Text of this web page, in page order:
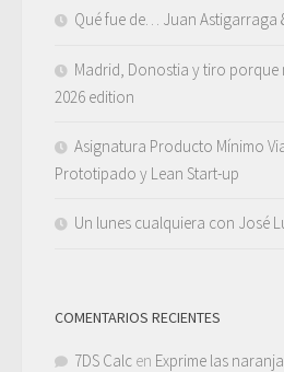
Qué fue de… Juan Astigarraga
Madrid, Donostia y tiro porque
2026 edition
Asignatura Producto Mínimo
Prototipado y Lean Start-up
Un lunes cualquiera con José
COMENTARIOS RECIENTES
7DS Calc en Exprime las